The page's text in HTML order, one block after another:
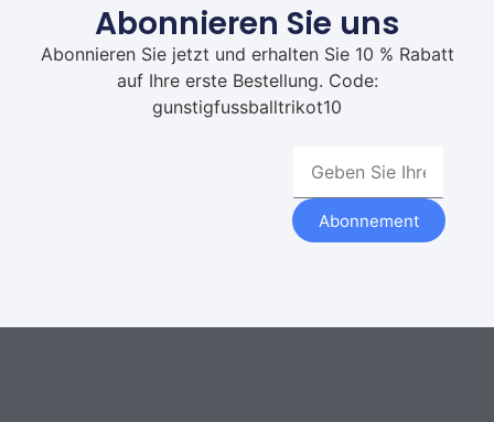
Abonnieren Sie uns
Abonnieren Sie jetzt und erhalten Sie 10 % Rabatt
auf Ihre erste Bestellung. Code:
gunstigfussballtrikot10
Abonnement